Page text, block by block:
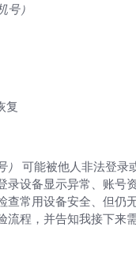
号）
复
可能被他人非法登录
设备显示异常、账号
常用设备安全、但仍
程，并告知我接下来